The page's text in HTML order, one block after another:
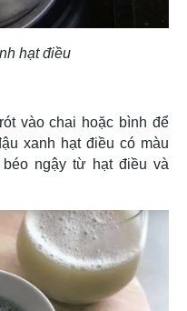
hạt điều
vào chai hoặc bình để
xanh hạt điều có màu
ngậy từ hạt điều và